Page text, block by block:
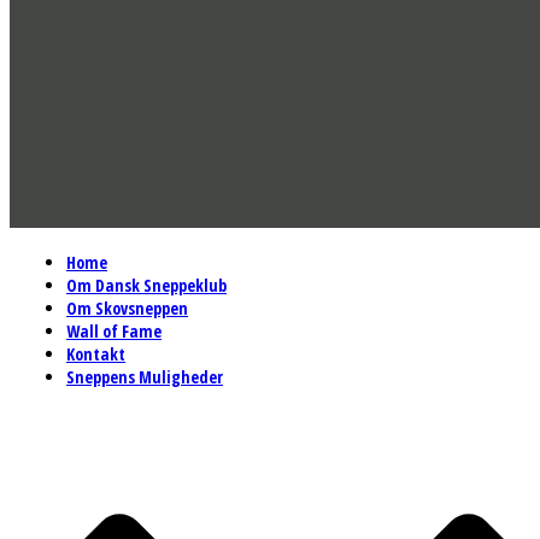
Home
Om Dansk Sneppeklub
Om Skovsneppen
Wall of Fame
Kontakt
Sneppens Muligheder